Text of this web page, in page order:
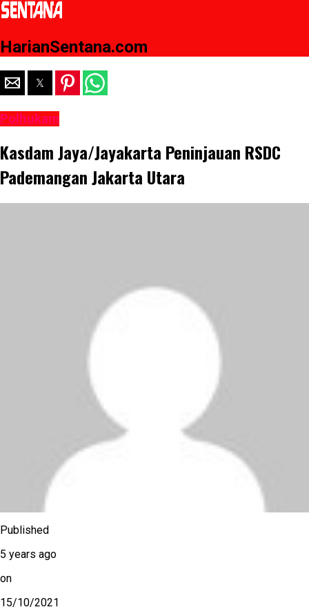
HarianSentana.com
Polhukam
Kasdam Jaya/Jayakarta Peninjauan RSDC
Pademangan Jakarta Utara
Published
5 years ago
on
15/10/2021